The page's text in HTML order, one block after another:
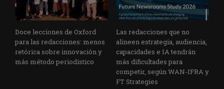
Doce lecciones de Oxford
para las redacciones: menos
retórica sobre innovación y
más método periodístico
Las redacciones que no
alineen estrategia, audiencia,
capacidades e IA tendrán
más dificultades para
competir, según WAN-IFRA y
FT Strategies